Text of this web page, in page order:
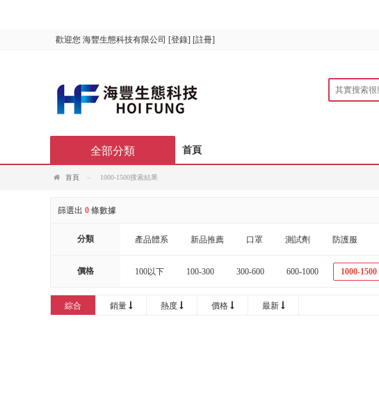
歡迎您 海豐生態科技有限公司 [登錄] [註冊]
首頁
全部分類
首頁 1000-1500搜索結果
篩選出 0 條數據
分類 產品體系 新品推薦 口罩 測試劑 防護服
價格 100以下 100-300 300-600 600-1000 1000-1500
綜合 銷量 熱度 價格 最新